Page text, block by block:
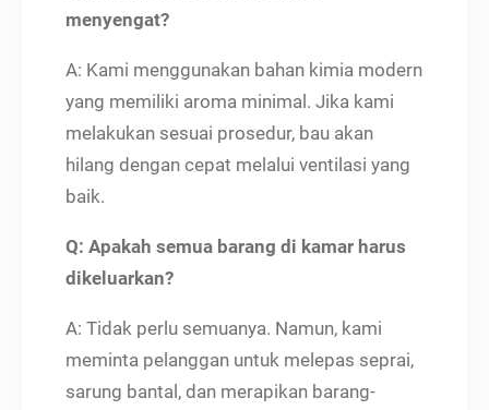
menyengat?
A: Kami menggunakan bahan kimia modern
yang memiliki aroma minimal. Jika kami
melakukan sesuai prosedur, bau akan
hilang dengan cepat melalui ventilasi yang
baik.
Q: Apakah semua barang di kamar harus
dikeluarkan?
A: Tidak perlu semuanya. Namun, kami
meminta pelanggan untuk melepas seprai,
sarung bantal, dan merapikan barang-